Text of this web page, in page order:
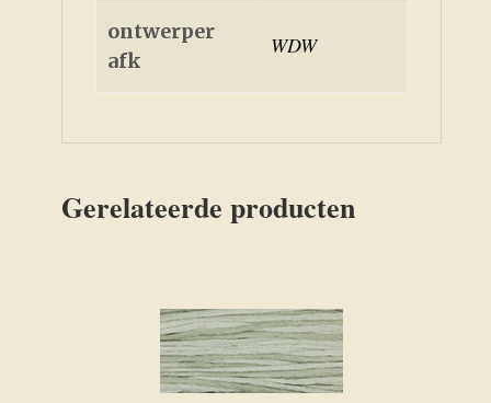
ontwerper
afk
WDW
Gerelateerde producten